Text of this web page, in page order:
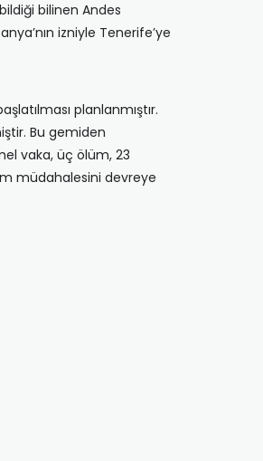
bilinen Andes
izniyle Tenerife’ye
planlanmıştır.
Bu gemiden
vaka, ⁠üç ölüm, 23
müdahalesini devreye